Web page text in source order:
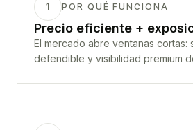
1 POR QUÉ FUNCIONA
Precio eficiente +
El mercado abre ventanas cortas:
defendible y visibilidad premium